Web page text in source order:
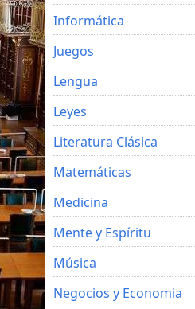
Informática
Juegos
Lengua
Leyes
Literatura Clásica
Matemáticas
Medicina
Mente y Espíritu
Música
Negocios y Economia